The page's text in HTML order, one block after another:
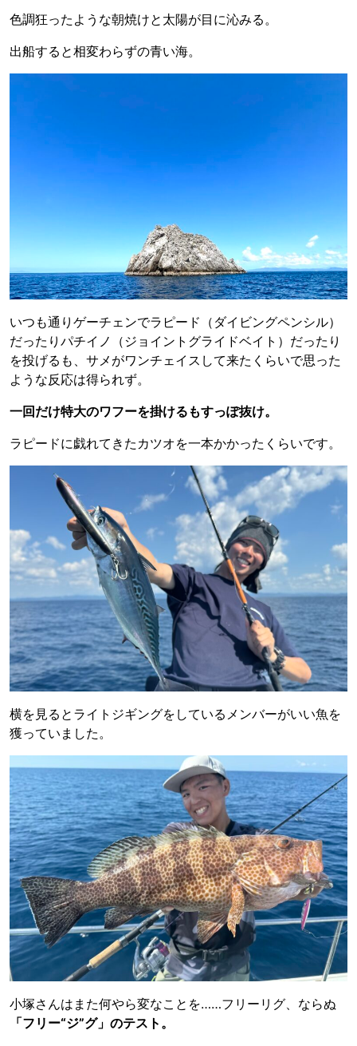
色調狂ったような朝焼けと太陽が目に沁みる。
出船すると相変わらずの青い海。
いつも通りゲーチェンでラピード（ダイビングペンシル）
だったりパチイノ（ジョイントグライドベイト）だったり
を投げるも、サメがワンチェイスして来たくらいで思った
ような反応は得られず。
一回だけ特大のワフーを掛けるもすっぽ抜け。
ラピードに戯れてきたカツオを一本かかったくらいです。
横を見るとライトジギングをしているメンバーがいい魚を
獲っていました。
小塚さんはまた何やら変なことを……フリーリグ、ならぬ
「フリー“ジ”グ」のテスト。